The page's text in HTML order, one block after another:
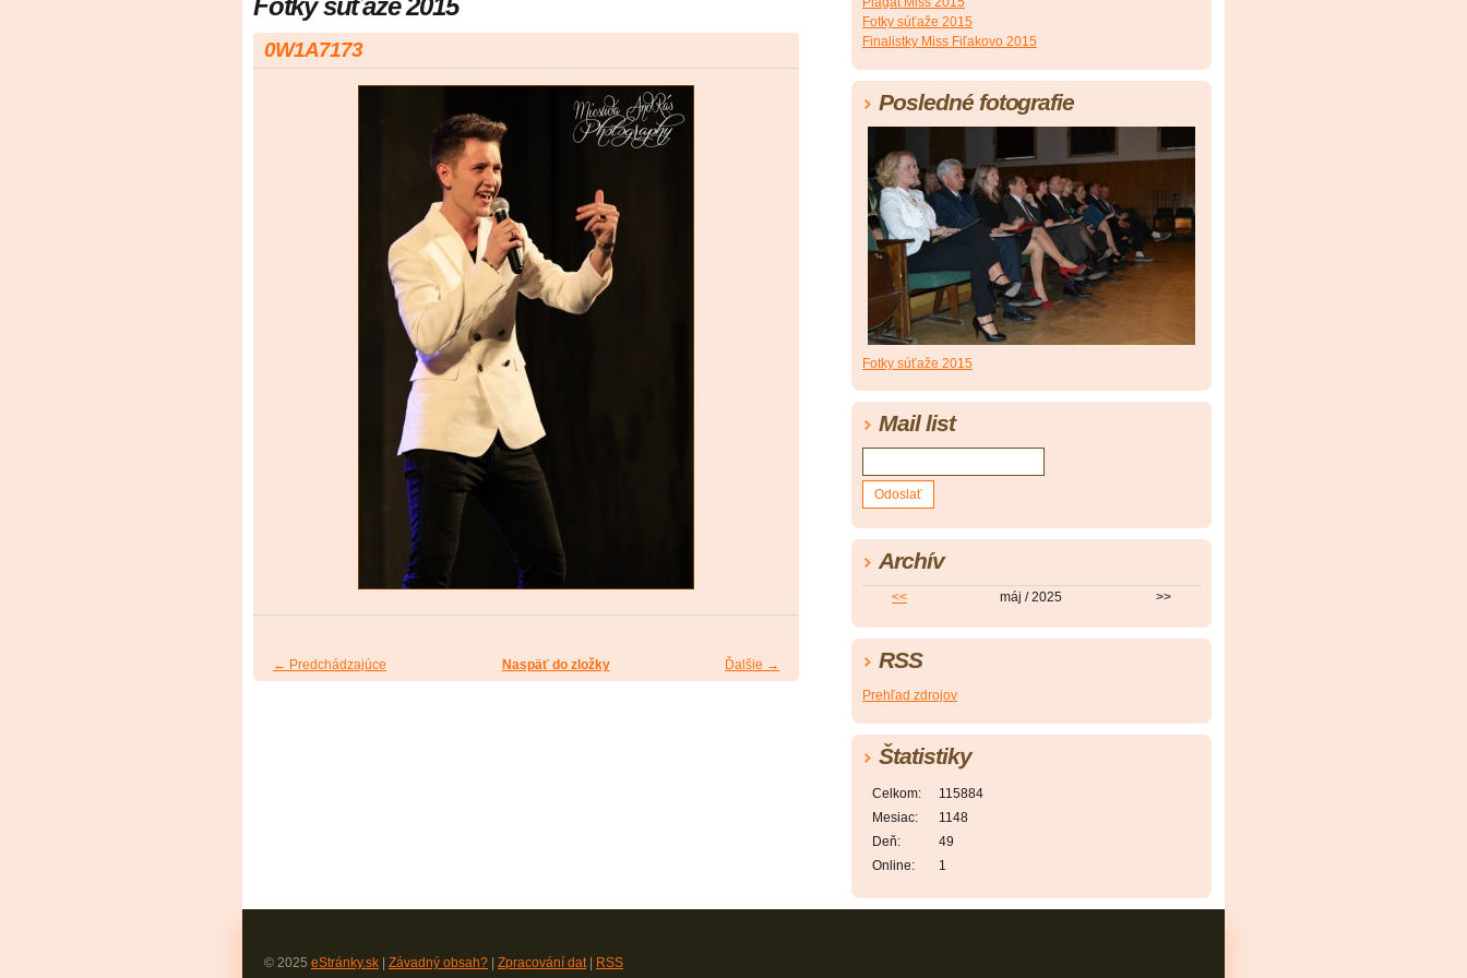
Fotky súťaže 2015
0W1A7173
← Predchádzajúce Ďalšie →
Naspäť do zložky
Fotky súťaže 2015
Finalistky Miss Fiľakovo 2015
Posledné fotografie
Fotky súťaže 2015
Mail list
Archív
<< máj / 2025 >>
RSS
Prehľad zdrojov
Štatistiky
Online: 1
Celkom:
115884
Mesiac:
1148
Deň:
49
© 2025 eStránky.sk Závadný obsah? Zpracování dat| RSS